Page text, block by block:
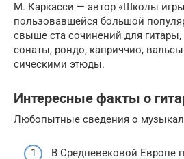
М. Каркасси — автор «Школы игры
пользовавшейся большой
свыше ста сочинений для
сонаты, рондо, каприччио,
сическими этюды.
Интересные факты о
Любопытные сведения о
В Средневековой Европе